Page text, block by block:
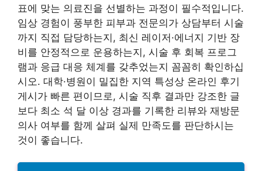
표에 맞는 의료진을 선별하는 과정이 필수적입니다.
임상 경험이 풍부한 피부과 전문의가 상담부터 시술
까지 직접 담당하는지, 최신 레이저·에너지 기반 장
비를 안정적으로 운용하는지, 시술 후 회복 프로그
램과 응급 대응 체계를 갖추었는지 꼼꼼히 확인하십
시오. 대학·병원이 밀집한 지역 특성상 온라인 후기
게시가 빠른 편이므로, 시술 직후 결과만 강조한 글
보다 최소 석 달 이상 경과를 기록한 리뷰와 재방문
의사 여부를 함께 살펴 실제 만족도를 판단하시는
것이 좋습니다.